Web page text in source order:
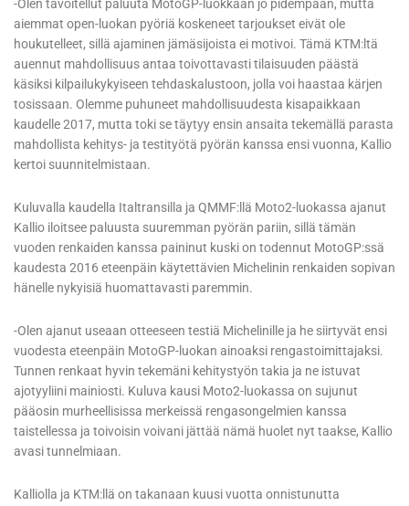
-Olen tavoitellut paluuta MotoGP-luokkaan jo pidempään, mutta
aiemmat open-luokan pyöriä koskeneet tarjoukset eivät ole
houkutelleet, sillä ajaminen jämäsijoista ei motivoi. Tämä KTM:ltä
auennut mahdollisuus antaa toivottavasti tilaisuuden päästä
käsiksi kilpailukykyiseen tehdaskalustoon, jolla voi haastaa kärjen
tosissaan. Olemme puhuneet mahdollisuudesta kisapaikkaan
kaudelle 2017, mutta toki se täytyy ensin ansaita tekemällä parasta
mahdollista kehitys- ja testityötä pyörän kanssa ensi vuonna, Kallio
kertoi suunnitelmistaan.
Kuluvalla kaudella Italtransilla ja QMMF:llä Moto2-luokassa ajanut
Kallio iloitsee paluusta suuremman pyörän pariin, sillä tämän
vuoden renkaiden kanssa paininut kuski on todennut MotoGP:ssä
kaudesta 2016 eteenpäin käytettävien Michelinin renkaiden sopivan
hänelle nykyisiä huomattavasti paremmin.
-Olen ajanut useaan otteeseen testiä Michelinille ja he siirtyvät ensi
vuodesta eteenpäin MotoGP-luokan ainoaksi rengastoimittajaksi.
Tunnen renkaat hyvin tekemäni kehitystyön takia ja ne istuvat
ajotyyliini mainiosti. Kuluva kausi Moto2-luokassa on sujunut
pääosin murheellisissa merkeissä rengasongelmien kanssa
taistellessa ja toivoisin voivani jättää nämä huolet nyt taakse, Kallio
avasi tunnelmiaan.
Kalliolla ja KTM:llä on takanaan kuusi vuotta onnistunutta